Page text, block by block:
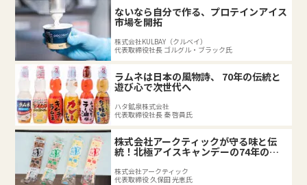
ないなら自分で作る、プロテインアイス
市場を開拓
株式会社KULBAY（クルベイ）
代表取締役社長 ゴルグル・ブラック氏
ラムネは日本の風物詩、 70年の伝統と
遊び心で次世代へ
ハタ鉱泉株式会社
代表取締役社長 秦 啓員氏
株式会社アークティックが守る味と伝
統！北極アイスキャンデーの74年の軌
跡
株式会社アークティック
代表取締役 久保田 光恵氏